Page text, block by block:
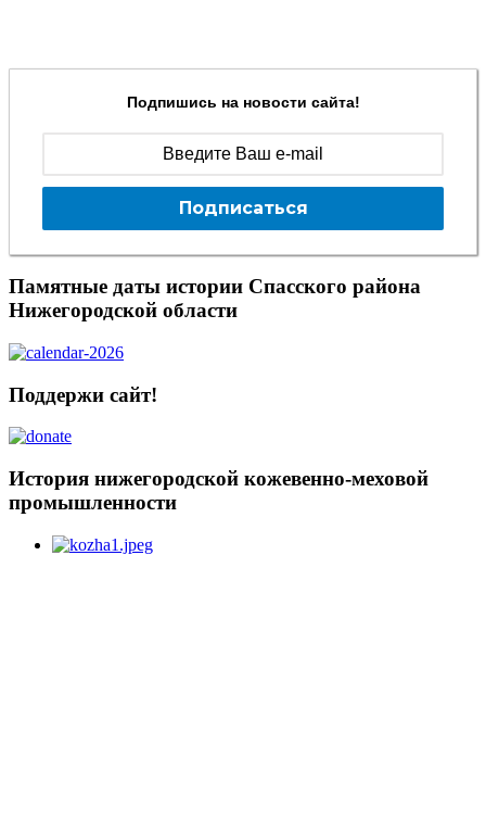
Подпишись на новости сайта!
Подписаться
Памятные даты истории Спасского района
Нижегородской области
Поддержи сайт!
История нижегородской кожевенно-меховой
промышленности